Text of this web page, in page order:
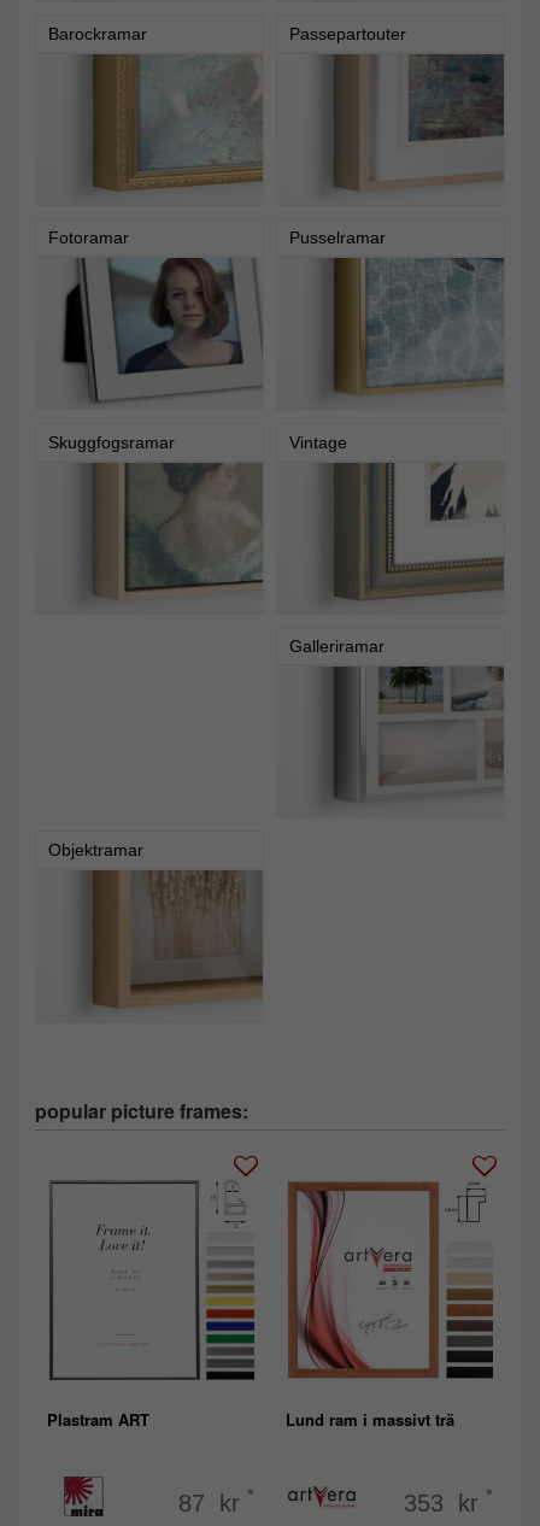
Barockramar Passepartouter
Fotoramar Pusselramar
Skuggfogsramar Vintage
Galleriramar
Objektramar
popular picture frames:
Plastram ART
87 kr *
Lund ram i massivt trä
353 kr *